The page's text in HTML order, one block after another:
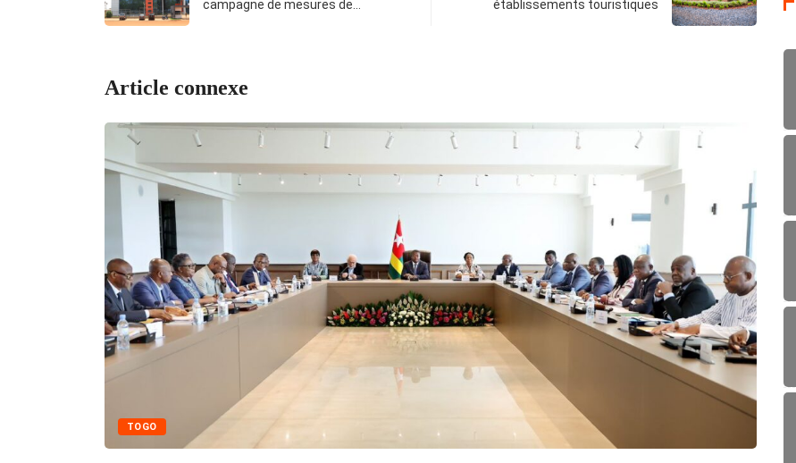
campagne de mesures de…
établissements touristiques
Article connexe
TOGO